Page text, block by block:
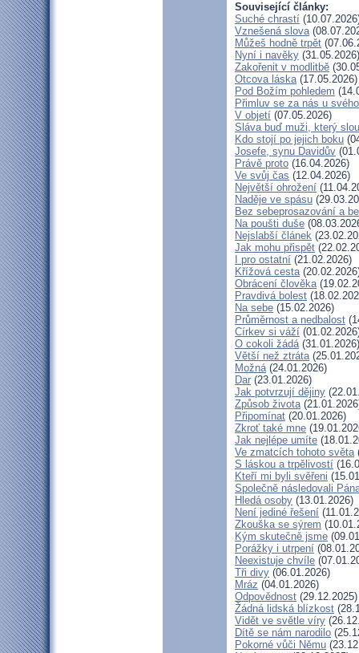
Související články:
Suché chrastí
Vznešená slova
Můžeš hodně trpět
Nyní i navěky (31.05.2026)
Zakořenit v modlitbě
Otcova láska(17.05.2026)
Pod Božím pohledem
Přimluv se za nás u
V objetí (07.05.2026)
Sláva buď muži, který
Kdo stojí po jejich boku
Josefe, synu Davidův
Právě proto (16.04.2026)
Ve svůj čas (12.04.2026)
Největší ohrožení
Naděje ve spásu
Bez sebeprosazování a
Na poušti duše
Nejslabší článek
Jak mohu přispět
I pro ostatní (21.02.2026)
Křížová cesta
Obrácení člověka
Pravdivá bolest
Na sebe (15.02.2026)
Průměrnost a nedbalost
Církev si váží
O cokoli žádá(31.01.2026)
Větší než ztráta
Možná(24.01.2026)
Dar (23.01.2026)
Jak potvrzují dějiny
Způsob života
Připomínat (20.01.2026)
Zkroť také mne
Jak nejlépe umíte
Ve zmatcích tohoto světa
S láskou a trpělivostí
Kteří mi byli svěřeni
Společně následovali
Hledá osoby (13.01.2026)
Není jediné řešení
Zkouška se sýrem
Kým skutečně jsme
Porážky i utrpení
Neexistuje chvíle
Tři divy (06.01.2026)
Mráz (04.01.2026)
Odpovědnost (29.12.2025)
Žádná lidská blízkost
Vidět ve světle víry
Dítě se nám narodilo
Pokorné vůči Němu